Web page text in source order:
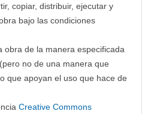
copiar, distribuir, ejecutar y
bajo las condiciones
obra de la manera especificada
no de una manera que
que apoyan el uso que hace de
Creative Commons